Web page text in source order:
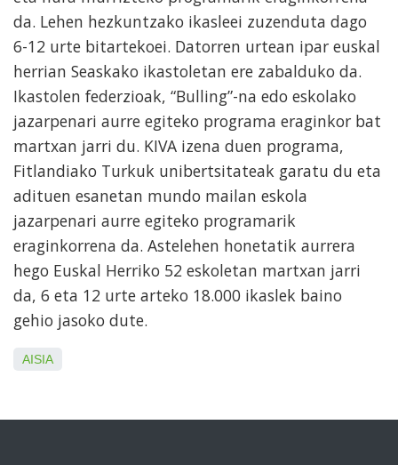
da. Lehen hezkuntzako ikasleei zuzenduta dago
6-12 urte bitartekoei. Datorren urtean ipar euskal
herrian Seaskako ikastoletan ere zabalduko da.
Ikastolen federzioak, “Bulling”-na edo eskolako
jazarpenari aurre egiteko programa eraginkor bat
martxan jarri du. KIVA izena duen programa,
Fitlandiako Turkuk unibertsitateak garatu du eta
adituen esanetan mundo mailan eskola
jazarpenari aurre egiteko programarik
eraginkorrena da. Astelehen honetatik aurrera
hego Euskal Herriko 52 eskoletan martxan jarri
da, 6 eta 12 urte arteko 18.000 ikaslek baino
gehio jasoko dute.
AISIA